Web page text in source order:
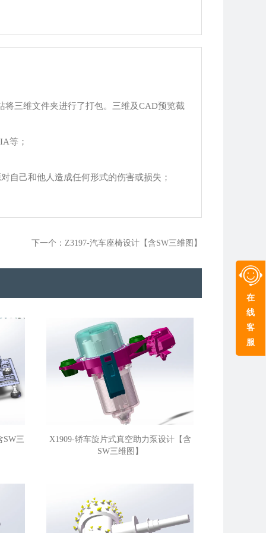
三维文件夹进行了打包。三维及CAD预览截
等；
自己和他人造成任何形式的伤害或损失；
下一个：Z3197-汽车座椅设计【含SW三维图】
SW三
X1909-轿车旋片式真空助力泵设计【含
SW三维图】
在
线
客
服